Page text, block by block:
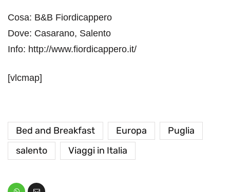
Cosa: B&B Fiordicappero
Dove: Casarano, Salento
Info: http://www.fiordicappero.it/
[vlcmap]
Bed and Breakfast Europa
Puglia
salento
Viaggi in Italia